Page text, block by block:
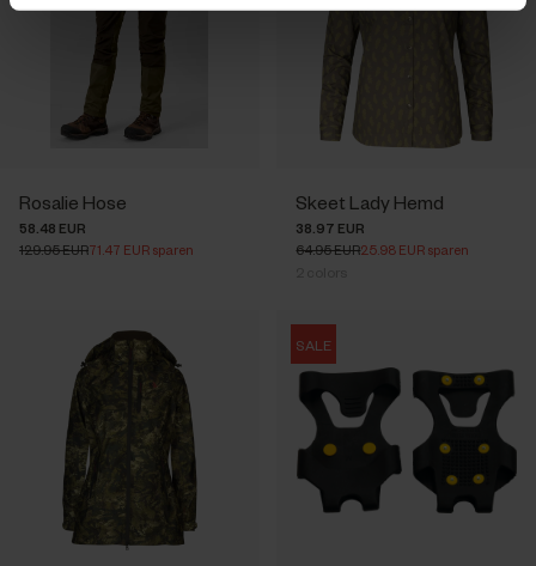
Rosalie Hose
58.48 EUR
129.95 EUR71.47 EUR sparen
Skeet Lady Hemd
38.97 EUR
64.95 EUR25.98 EUR sparen
SALE